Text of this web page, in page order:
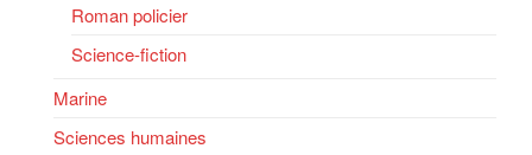
Roman policier
Science-fiction
Marine
Sciences humaines